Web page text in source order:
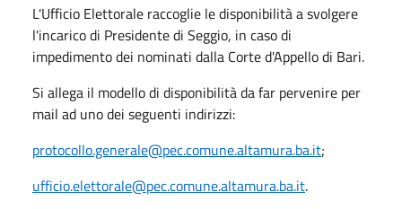
L'Ufficio Elettorale raccoglie le disponibilità a svolgere
l'incarico di Presidente di Seggio, in caso di
impedimento dei nominati dalla Corte d'Appello di Bari.
Si allega il modello di disponibilità da far pervenire per
mail ad uno dei seguenti indirizzi:
protocollo.generale@pec.comune.altamura.ba.it;
ufficio.elettorale@pec.comune.altamura.ba.it.